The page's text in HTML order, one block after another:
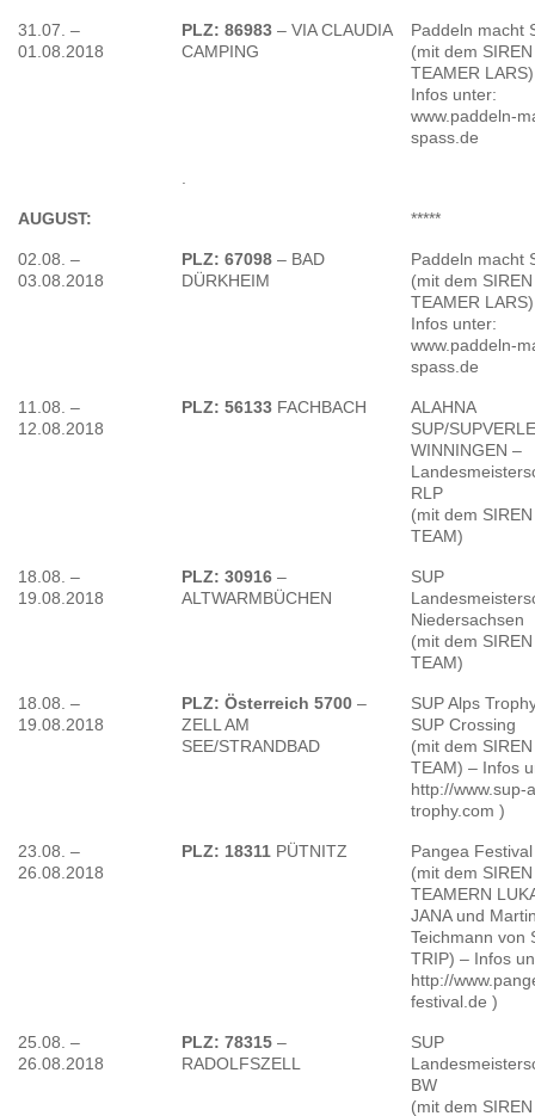
31.07. –
01.08.2018
PLZ: 86983 – VIA CLAUDIA
CAMPING
Paddeln macht
(mit dem SIREN
TEAMER
Infos unter:
www.paddeln-
spass.de
AUGUST: *****
02.08. –
03.08.2018
PLZ: 67098 – BAD
DÜRKHEIM
Paddeln macht
(mit dem SIREN
TEAMER
Infos unter:
www.paddeln-
spass.de
11.08. –
12.08.2018
PLZ: 56133 FACHBACH
ALAHNA
SUP/
WINNINGEN –
RLP
(mit dem SIREN
TEAM)
18.08. –
19.08.2018
PLZ: 30916 –
ALTWARMBÜCHEN
SUP
Niedersachsen
(mit dem SIREN
TEAM)
18.08. –
19.08.2018
PLZ: Österreich 5700 –
ZELL AM
SEE/STRANDBAD
SUP Alps
SUP Crossing
(mit dem SIREN
TEAM) – Infos
http://www.sup-
trophy.com )
23.08. –
26.08.2018
PLZ: 18311 PÜTNITZ
Pangea Festival
(mit dem SIREN
TEAMERN
JANA und
Teichmann von
TRIP) – Infos
http://
festival.de )
25.08. –
26.08.2018
PLZ: 78315 –
RADOLFSZELL
SUP
BW
(mit dem SIREN